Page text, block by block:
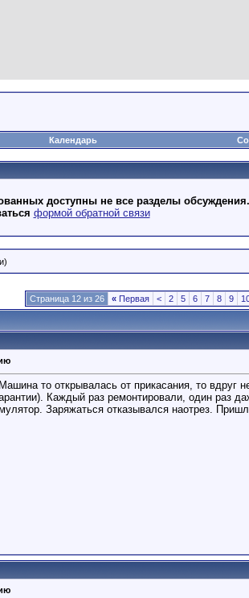
Календарь
доступны не все разделы
формой обратной связи
Страница 12 из 26 « Первая < 2 5 6 7 8 9
то открывалась от прикасания, то
Каждый раз ремонтировали, один раз
Заряжаться отказывался наотрез.